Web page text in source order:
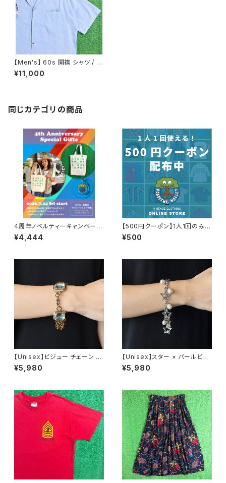
【Men's】 60s 開襟 シャツ / 6
0年代 ハワイ製 古着 ハワイア
ンシャツ 古銭風ボタン メンズ
¥11,000
同じカテゴリの商品
4周年ノベルティーキャンペーン
開催中！
¥4,444
【500円クーポン】1人1回のみご
利用可能！
¥500
【Unisex】ビジュー チェーン ブ
レスレット / 古着 アクセサリー
N0737
¥5,980
【Unisex】スター × パールビー
ズ チャーム チェーン ブレスレッ
ト / 古着 アクセサリー N1109
¥5,980